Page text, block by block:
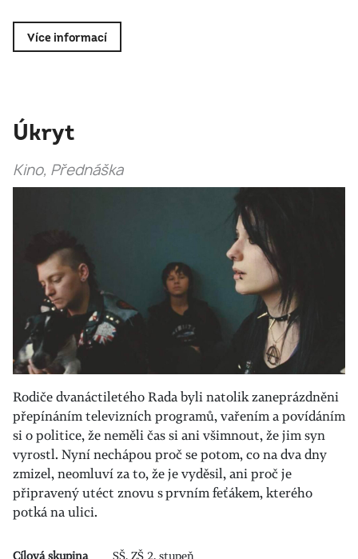
Více informací
Úkryt
Kino, Přednáška
Rodiče dvanáctiletého Rada byli natolik zaneprázdněni
přepínáním televizních programů, vařením a povídáním
si o politice, že neměli čas si ani všimnout, že jim syn
vyrostl. Nyní nechápou proč se potom, co na dva dny
zmizel, neomluví za to, že je vyděsil, ani proč je
připravený utéct znovu s prvním feťákem, kterého
potká na ulici.
Cílová skupina
SŠ, ZŠ 2. stupeň